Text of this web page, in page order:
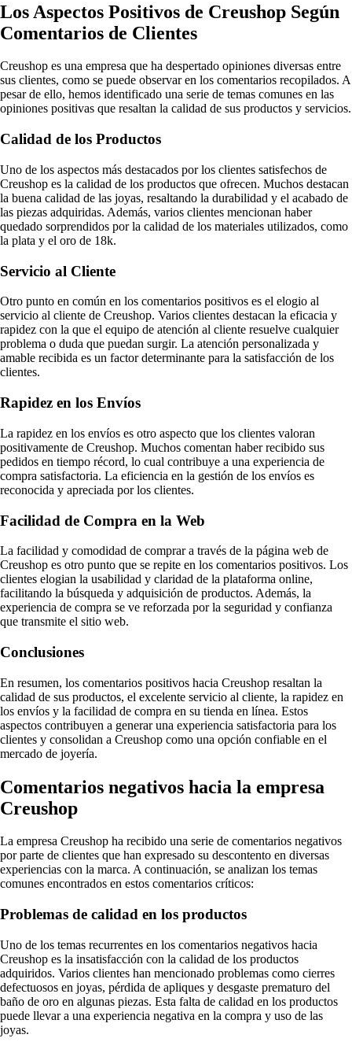
Los Aspectos Positivos de Creushop Según
Comentarios de Clientes
Creushop es una empresa que ha despertado opiniones diversas entre
sus clientes, como se puede observar en los comentarios recopilados. A
pesar de ello, hemos identificado una serie de temas comunes en las
opiniones positivas que resaltan la calidad de sus productos y servicios.
Calidad de los Productos
Uno de los aspectos más destacados por los clientes satisfechos de
Creushop es la calidad de los productos que ofrecen. Muchos destacan
la buena calidad de las joyas, resaltando la durabilidad y el acabado de
las piezas adquiridas. Además, varios clientes mencionan haber
quedado sorprendidos por la calidad de los materiales utilizados, como
la plata y el oro de 18k.
Servicio al Cliente
Otro punto en común en los comentarios positivos es el elogio al
servicio al cliente de Creushop. Varios clientes destacan la eficacia y
rapidez con la que el equipo de atención al cliente resuelve cualquier
problema o duda que puedan surgir. La atención personalizada y
amable recibida es un factor determinante para la satisfacción de los
clientes.
Rapidez en los Envíos
La rapidez en los envíos es otro aspecto que los clientes valoran
positivamente de Creushop. Muchos comentan haber recibido sus
pedidos en tiempo récord, lo cual contribuye a una experiencia de
compra satisfactoria. La eficiencia en la gestión de los envíos es
reconocida y apreciada por los clientes.
Facilidad de Compra en la Web
La facilidad y comodidad de comprar a través de la página web de
Creushop es otro punto que se repite en los comentarios positivos. Los
clientes elogian la usabilidad y claridad de la plataforma online,
facilitando la búsqueda y adquisición de productos. Además, la
experiencia de compra se ve reforzada por la seguridad y confianza
que transmite el sitio web.
Conclusiones
En resumen, los comentarios positivos hacia Creushop resaltan la
calidad de sus productos, el excelente servicio al cliente, la rapidez en
los envíos y la facilidad de compra en su tienda en línea. Estos
aspectos contribuyen a generar una experiencia satisfactoria para los
clientes y consolidan a Creushop como una opción confiable en el
mercado de joyería.
Comentarios negativos hacia la empresa
Creushop
La empresa Creushop ha recibido una serie de comentarios negativos
por parte de clientes que han expresado su descontento en diversas
experiencias con la marca. A continuación, se analizan los temas
comunes encontrados en estos comentarios críticos:
Problemas de calidad en los productos
Uno de los temas recurrentes en los comentarios negativos hacia
Creushop es la insatisfacción con la calidad de los productos
adquiridos. Varios clientes han mencionado problemas como cierres
defectuosos en joyas, pérdida de apliques y desgaste prematuro del
baño de oro en algunas piezas. Esta falta de calidad en los productos
puede llevar a una experiencia negativa en la compra y uso de las
joyas.